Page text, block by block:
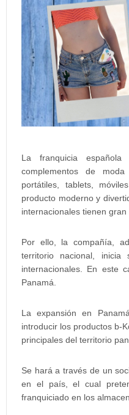
La franquicia
complementos de
portátiles, tablets,
producto moderno y
internacionales tienen gran
Por ello, la compañía,
territorio nacional,
internacionales. En este
Panamá.
La expansión en
introducir los productos b-
principales del territorio
Se hará a través de un
en el país, el cual
franquiciado en los